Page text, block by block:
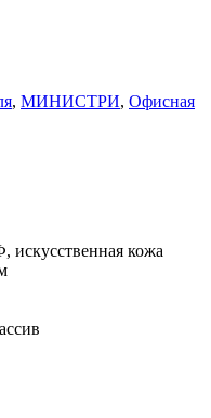
, МИНИСТРИ, Офисная
кожа